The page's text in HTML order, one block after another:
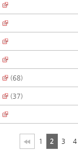
(68)
(37)
1 2 3 4